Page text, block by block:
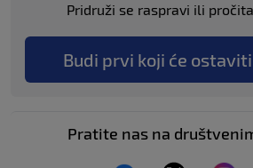
Pridruži se raspravi ili
Budi prvi koji će
Pratite nas na